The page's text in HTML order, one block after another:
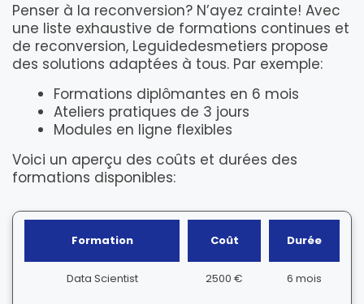
Penser à la reconversion? N’ayez crainte! Avec
une liste exhaustive de formations continues et
de reconversion, Leguidedesmetiers propose
des solutions adaptées à tous. Par exemple:
Formations diplômantes en 6 mois
Ateliers pratiques de 3 jours
Modules en ligne flexibles
Voici un aperçu des coûts et durées des
formations disponibles:
Formation Coût Durée
Data Scientist 2500 € 6 mois